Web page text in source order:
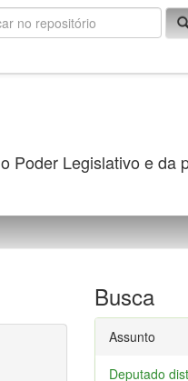
Poder Legislativo e da
Busca
Assunto
Deputado